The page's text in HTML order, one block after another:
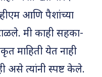
आणि पैशांच्या
मी काही सहका-
माहिती येत नाही
असे त्यांनी स्पष्ट केले.